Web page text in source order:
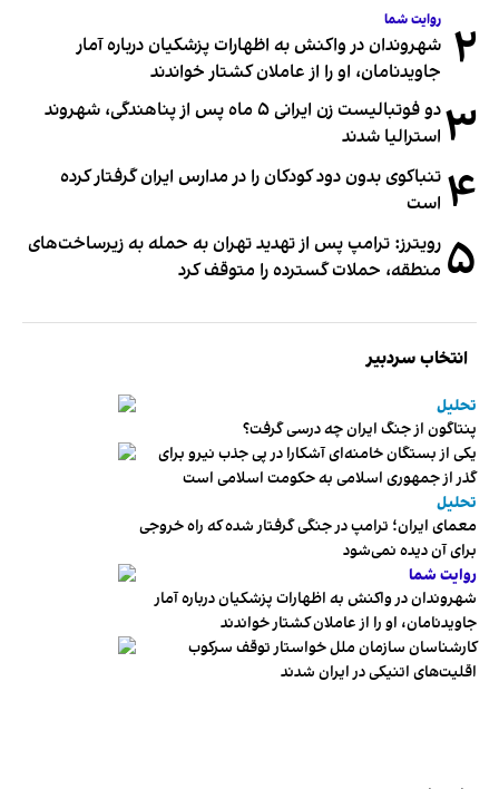
۲ روایت شما
شهروندان در واکنش به اظهارات پزشکیان درباره آمار
جاویدنامان، او را از عاملان کشتار خواندند
۳
دو فوتبالیست زن ایرانی ۵ ماه پس از پناهندگی، شهروند
استرالیا شدند
۴ تنباکوی بدون دود کودکان را در مدارس ایران گرفتار کرده
است
۵ رویترز: ترامپ پس از تهدید تهران به حمله به زیرساخت‌های
منطقه، حملات گسترده را متوقف کرد
انتخاب سردبیر
تحلیل
پنتاگون از جنگ ایران چه درسی گرفت؟
یکی از بستگان خامنه‌ای آشکارا در پی جذب نیرو برای
گذر از جمهوری اسلامی به حکومت اسلامی است
تحلیل
معمای ایران؛ ترامپ در جنگی گرفتار شده که راه خروجی
برای آن دیده نمی‌شود
روایت شما
شهروندان در واکنش به اظهارات پزشکیان درباره آمار
جاویدنامان، او را از عاملان کشتار خواندند
کارشناسان سازمان ملل خواستار توقف سرکوب
اقلیت‌های اتنیکی در ایران شدند